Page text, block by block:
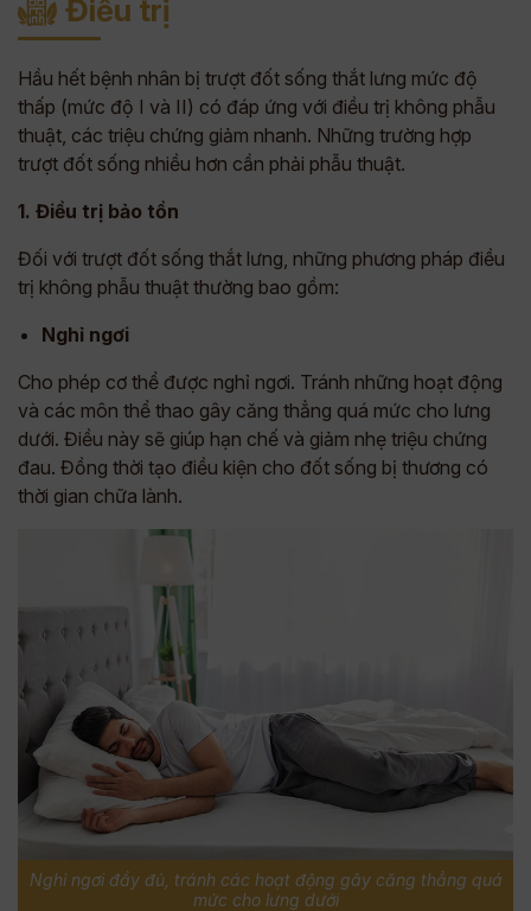
Điều trị
Hầu hết bệnh nhân bị trượt đốt sống thắt lưng mức độ
thấp (mức độ I và II) có đáp ứng với điều trị không phẫu
thuật, các triệu chứng giảm nhanh. Những trường hợp
trượt đốt sống nhiều hơn cần phải phẫu thuật.
1. Điều trị bảo tồn
Đối với trượt đốt sống thắt lưng, những phương pháp điều
trị không phẫu thuật thường bao gồm:
Nghỉ ngơi
Cho phép cơ thể được nghỉ ngơi. Tránh những hoạt động
và các môn thể thao gây căng thẳng quá mức cho lưng
dưới. Điều này sẽ giúp hạn chế và giảm nhẹ triệu chứng
đau. Đồng thời tạo điều kiện cho đốt sống bị thương có
thời gian chữa lành.
Nghỉ ngơi đầy đủ, tránh các hoạt động gây căng thẳng quá
mức cho lưng dưới